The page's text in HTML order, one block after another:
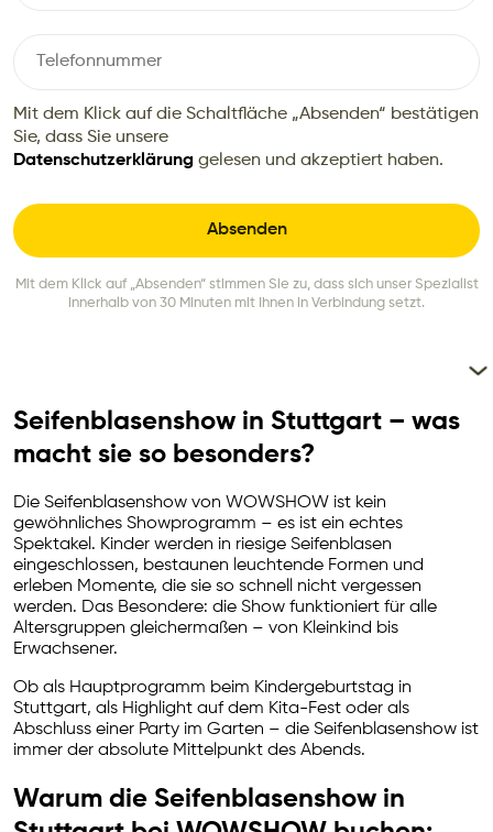
Mit dem Klick auf die Schaltfläche „Absenden“ bestätigen
Sie, dass Sie unsere
Datenschutzerklärung gelesen und akzeptiert haben.
Mit dem Klick auf „Absenden“ stimmen Sie zu, dass sich unser Spezialist
innerhalb von 30 Minuten mit Ihnen in Verbindung setzt.
Seifenblasenshow in Stuttgart – was
macht sie so besonders?
Die Seifenblasenshow von WOWSHOW ist kein
gewöhnliches Showprogramm – es ist ein echtes
Spektakel. Kinder werden in riesige Seifenblasen
eingeschlossen, bestaunen leuchtende Formen und
erleben Momente, die sie so schnell nicht vergessen
werden. Das Besondere: die Show funktioniert für alle
Altersgruppen gleichermaßen – von Kleinkind bis
Erwachsener.
Ob als Hauptprogramm beim Kindergeburtstag in
Stuttgart, als Highlight auf dem Kita-Fest oder als
Abschluss einer Party im Garten – die Seifenblasenshow ist
immer der absolute Mittelpunkt des Abends.
Warum die Seifenblasenshow in